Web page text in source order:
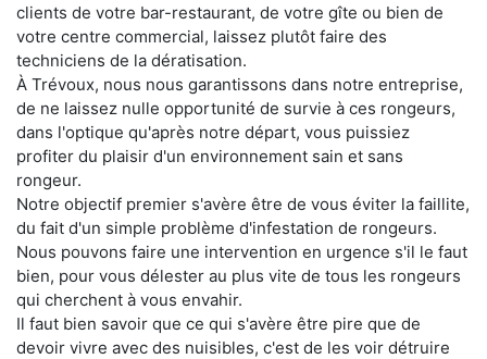
clients de votre bar-restaurant, de votre gîte ou bien de
votre centre commercial, laissez plutôt faire des
techniciens de la dératisation.
À Trévoux, nous nous garantissons dans notre entreprise,
de ne laissez nulle opportunité de survie à ces rongeurs,
dans l'optique qu'après notre départ, vous puissiez
profiter du plaisir d'un environnement sain et sans
rongeur.
Notre objectif premier s'avère être de vous éviter la faillite,
du fait d'un simple problème d'infestation de rongeurs.
Nous pouvons faire une intervention en urgence s'il le faut
bien, pour vous délester au plus vite de tous les rongeurs
qui cherchent à vous envahir.
Il faut bien savoir que ce qui s'avère être pire que de
devoir vivre avec des nuisibles, c'est de les voir détruire